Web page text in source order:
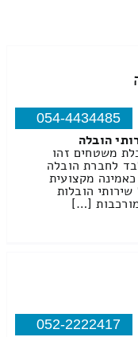
054-4434485
הובלה
משטחים זהו
לחברת הובלה
מקצועית
הובלות
[…]
052-2222417